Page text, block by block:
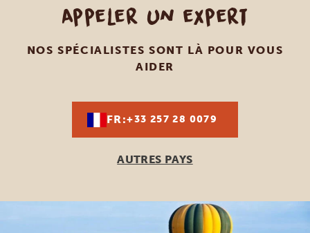
Appeler un expert
NOS SPÉCIALISTES SONT LÀ POUR VOUS
AIDER
FR:+33 257 28 0079
AUTRES PAYS